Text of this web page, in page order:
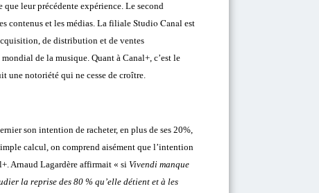
leur précédente expérience. Le second
contenus et les médias. La filiale Studio Canal est
de distribution et de ventes
mondial de la musique. Quant à Canal+, c’est le
une notoriété qui ne cesse de croître.
son intention de racheter, en plus de ses 20%,
calcul, on comprend aisément que l’intention
Arnaud Lagardère affirmait « siVivendi manque
la reprise des 80 % qu’elle détient et à les